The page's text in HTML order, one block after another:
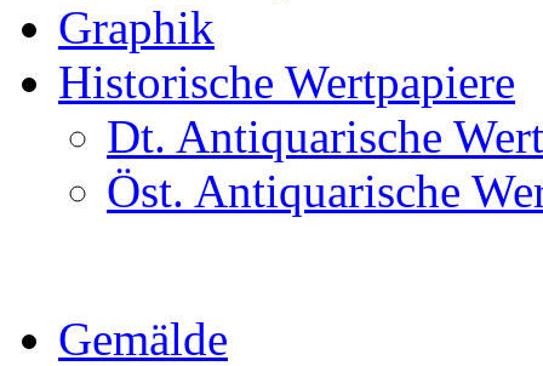
Graphik
Historische Wertpapiere
Dt. Antiquarische
Öst. Antiquarische
Gemälde